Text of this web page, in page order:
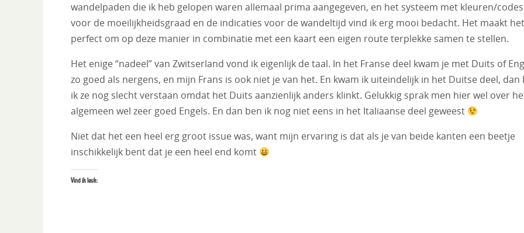
wandelpaden die ik heb gelopen waren allemaal prima aangegeven, en het systeem met kleuren/codes
voor de moeilijkheidsgraad en de indicaties voor de wandeltijd vind ik erg mooi bedacht. Het maakt het
perfect om op deze manier in combinatie met een kaart een eigen route terplekke samen te stellen.
Het enige “nadeel” van Zwitserland vond ik eigenlijk de taal. In het Franse deel kwam je met Duits of
zo goed als nergens, en mijn Frans is ook niet je van het. En kwam ik uiteindelijk in het Duitse deel, dan
ik ze nog slecht verstaan omdat het Duits aanzienlijk anders klinkt. Gelukkig sprak men hier wel over
algemeen wel zeer goed Engels. En dan ben ik nog niet eens in het Italiaanse deel geweest
Niet dat het een heel erg groot issue was, want mijn ervaring is dat als je van beide kanten een beetje
inschikkelijk bent dat je een heel end komt
Vind ik leuk: